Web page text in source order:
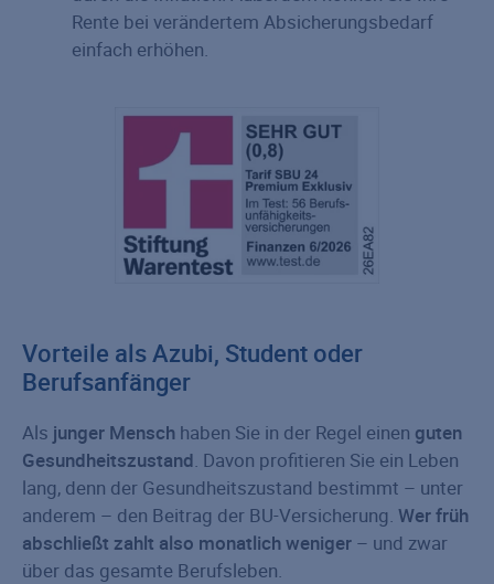
Rente bei verändertem Absicherungsbedarf
einfach erhöhen.
Vorteile als Azubi, Student oder
Berufsanfänger
Als junger Mensch haben Sie in der Regel einen guten
Gesundheitszustand. Davon profitieren Sie ein Leben
lang, denn der Gesundheitszustand bestimmt – unter
anderem – den Beitrag der BU-Versicherung. Wer früh
abschließt zahlt also monatlich weniger – und zwar
über das gesamte Berufsleben.